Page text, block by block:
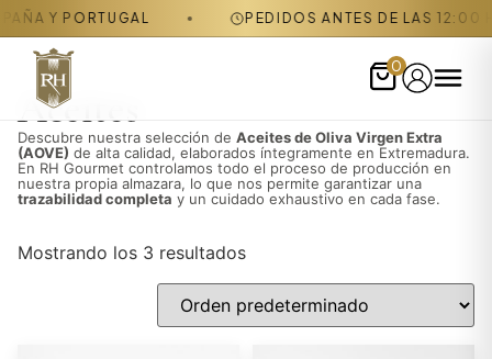
0
PORTUGAL PEDIDOS ANTES DE LAS 12:00 H SE
Aceites
Descubre nuestra selección de Aceites de Oliva Virgen Extra
(AOVE) de alta calidad, elaborados íntegramente en Extremadura.
En RH Gourmet controlamos todo el proceso de producción en
nuestra propia almazara, lo que nos permite garantizar una
trazabilidad completa y un cuidado exhaustivo en cada fase.
Mostrando los 3 resultados